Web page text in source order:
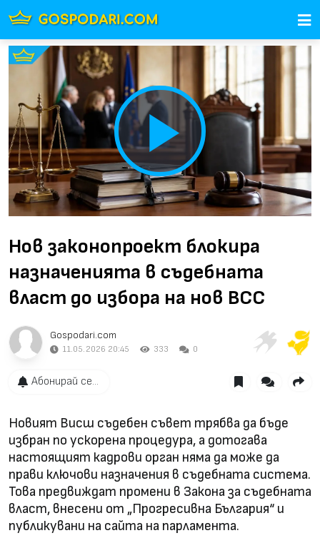
Play
Video
Нов законопроект блокира
назначенията в съдебната
власт до избора на нов ВСС
Gospodari.com
11.05.2026 20:45 333 0
Абонирай се...
Новият Висш съдебен съвет трябва да бъде
избран по ускорена процедура, а дотогава
настоящият кадрови орган няма да може да
прави ключови назначения в съдебната система.
Това предвиждат промени в Закона за съдебната
власт, внесени от „Прогресивна България“ и
публикувани на сайта на парламента.